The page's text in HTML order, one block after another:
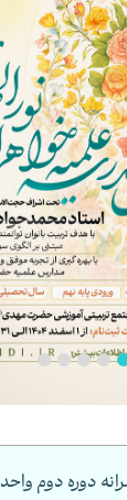
دوره دوم واحد ۶